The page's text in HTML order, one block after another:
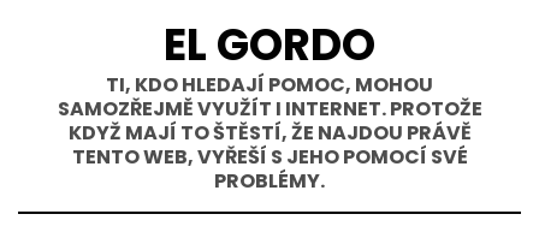
EL GORDO
TI, KDO HLEDAJÍ POMOC, MOHOU
SAMOZŘEJMĚ VYUŽÍT I INTERNET. PROTOŽE
KDYŽ MAJÍ TO ŠTĚSTÍ, ŽE NAJDOU PRÁVĚ
TENTO WEB, VYŘEŠÍ S JEHO POMOCÍ SVÉ
PROBLÉMY.